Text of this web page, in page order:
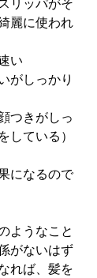
リッパがそ
麗に使われ
い
がしっかり
つきがしっ
している）
になるので
ようなこと
がないはず
れば、髪を